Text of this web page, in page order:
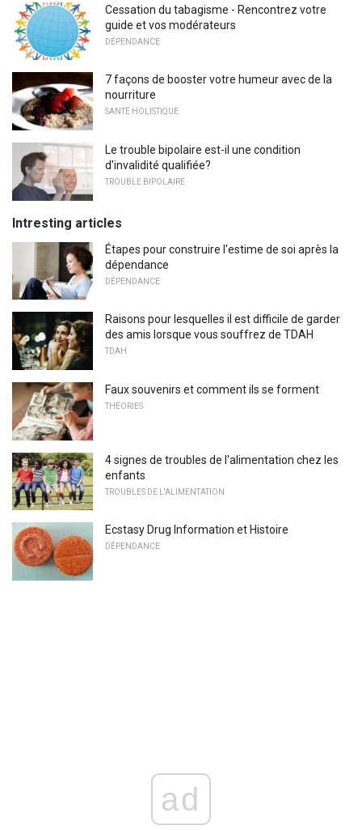
Cessation du tabagisme - Rencontrez votre
guide et vos modérateurs
DÉPENDANCE
7 façons de booster votre humeur avec de la
nourriture
SANTÉ HOLISTIQUE
Le trouble bipolaire est-il une condition
d'invalidité qualifiée?
TROUBLE BIPOLAIRE
Intresting articles
Étapes pour construire l'estime de soi après la
dépendance
DÉPENDANCE
Raisons pour lesquelles il est difficile de garder
des amis lorsque vous souffrez de TDAH
TDAH
Faux souvenirs et comment ils se forment
THÉORIES
4 signes de troubles de l'alimentation chez les
enfants
TROUBLES DE L'ALIMENTATION
Ecstasy Drug Information et Histoire
DÉPENDANCE
ad